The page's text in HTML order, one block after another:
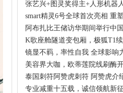
张艺兴+图灵奖得主+人形机器
smart精灵6号全球首次亮相 重
阿布扎比王储访华期间举行中
K歌座舱隧道变包厢，极狐T1
镜显不羁，率性自我 全球影响
美容界大咖，欧蒂莲院线刷酶
泰国刺符阿赞虎刺符 阿赞虎介
专业减重十五载，诚信领航新